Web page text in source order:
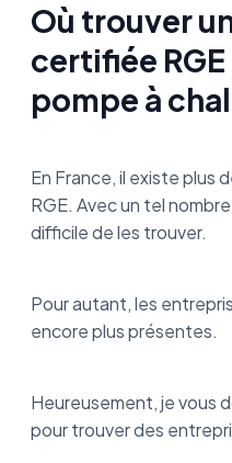
Où trouver
certifiée
pompe à
En France, il existe plus
RGE. Avec un tel
difficile de les trouver.
Pour autant, les
encore plus présentes.
Heureusement, je vous
pour trouver des